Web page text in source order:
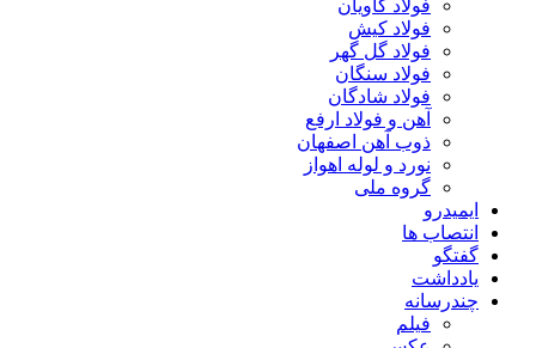
فولاد کاویان
فولاد کیش
فولاد گل گهر
فولاد سنگان
فولاد شادگان
آهن و فولاد ارفع
ذوب آهن اصفهان
نورد و لوله اهواز
گروه ملی
ایمیدرو
انتصاب ها
گفتگو
یادداشت
چندرسانه
فیلم